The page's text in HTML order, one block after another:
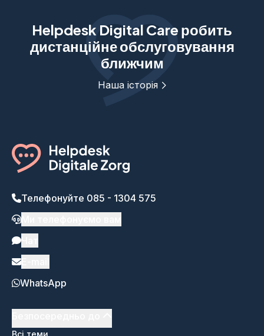
Helpdesk Digital Care робить
дистанційне обслуговування
ближчим
Наша історія
Телефонуйте 085 - 1304 575
WhatsApp
Всі теми